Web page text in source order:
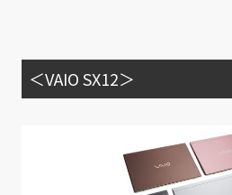
＜VAIO SX12＞